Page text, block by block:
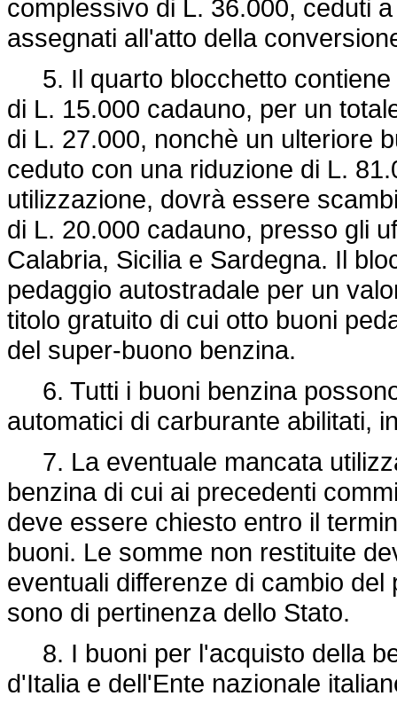
complessivo di L. 36.000, ceduti
assegnati all'atto della
5. Il quarto blocchetto contiene
di L. 15.000 cadauno, per un
di L. 27.000, nonchè un ulteriore
ceduto con una riduzione di L.
utilizzazione, dovrà essere
di L. 20.000 cadauno, presso gli
Calabria, Sicilia e Sardegna. Il
pedaggio autostradale per un
titolo gratuito di cui otto buoni
del super-buono benzina.
6. Tutti i buoni benzina
automatici di carburante abilitati,
7. La eventuale mancata
benzina di cui ai precedenti
deve essere chiesto entro il
buoni. Le somme non restituite
eventuali differenze di cambio
sono di pertinenza dello Stato.
8. I buoni per l'acquisto della
d'Italia e dell'Ente nazionale